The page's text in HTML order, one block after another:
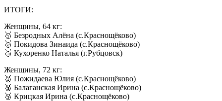
ИТОГИ:
Женщины, 64 кг:
🥇 Безродных Алёна (с.Краснощёково)
🥈 Покидова Зинаида (с.Краснощёково)
🥉 Кухоренко Наталья (г.Рубцовск)
Женщины, 72 кг:
🥇 Пожидаева Юлия (с.Краснощёково)
🥈 Балаганская Ирина (с.Краснощёково)
🥉 Крицкая Ирина (с.Краснощёково)